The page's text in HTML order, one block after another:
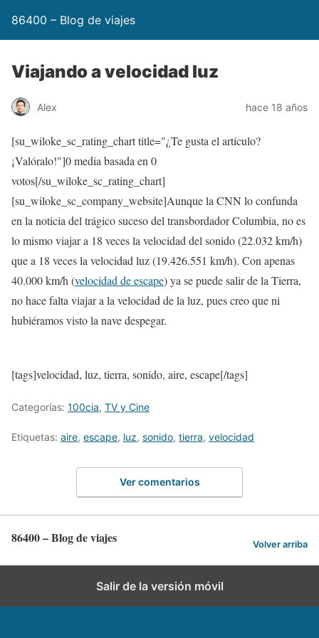
86400 – Blog de viajes
Viajando a velocidad luz
Alex hace 18 años
[su_wiloke_sc_rating_chart title="¿Te gusta el artículo?
¡Valóralo!"]0media basada en 0
votos[/su_wiloke_sc_rating_chart]
[su_wiloke_sc_company_website]Aunque la CNN lo confunda
en la noticia del trágico suceso del transbordador Columbia, no es
lo mismo viajar a 18 veces la velocidad del sonido (22.032 km/h)
que a 18 veces la velocidad luz (19.426.551 km/h). Con apenas
40.000 km/h (velocidad de escape) ya se puede salir de la Tierra,
no hace falta viajar a la velocidad de la luz, pues creo que ni
hubiéramos visto la nave despegar.
[tags]velocidad, luz, tierra, sonido, aire, escape[/tags]
Categorías: 100cia, TV y Cine
Etiquetas: aire, escape, luz, sonido, tierra, velocidad
Ver comentarios
86400 – Blog de viajes Volver arriba
Salir de la versión móvil